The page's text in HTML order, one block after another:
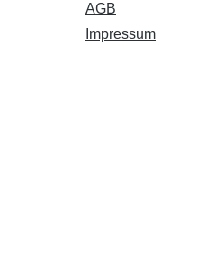
AGB
Impressum